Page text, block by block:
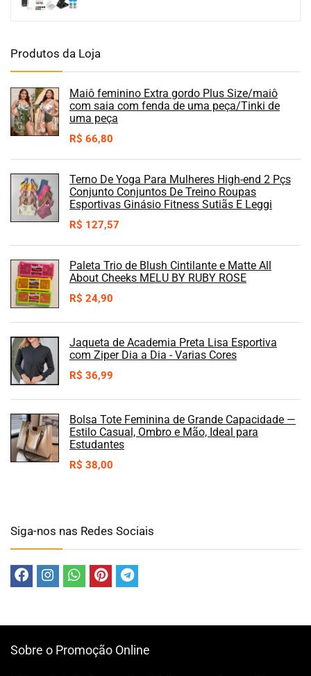
Produtos da Loja
Maiô feminino Extra gordo Plus Size/maiô
com saia com fenda de uma peça/Tinki de
uma peça
R$ 66,80
Terno De Yoga Para Mulheres High-end 2 Pçs
Conjunto Conjuntos De Treino Roupas
Esportivas Ginásio Fitness Sutiãs E Leggi
R$ 127,57
Paleta Trio de Blush Cintilante e Matte All
About Cheeks MELU BY RUBY ROSE
R$ 24,90
Jaqueta de Academia Preta Lisa Esportiva
com Ziper Dia a Dia - Varias Cores
R$ 36,99
Bolsa Tote Feminina de Grande Capacidade —
Estilo Casual, Ombro e Mão, Ideal para
Estudantes
R$ 38,00
Siga-nos nas Redes Sociais
Sobre o Promoção Online